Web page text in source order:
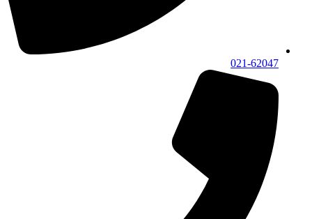
021-62047